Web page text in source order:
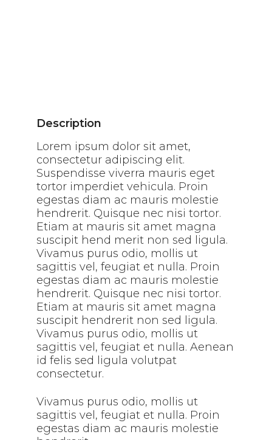
Description
Lorem ipsum dolor sit amet,
consectetur adipiscing elit.
Suspendisse viverra mauris eget
tortor imperdiet vehicula. Proin
egestas diam ac mauris molestie
hendrerit. Quisque nec nisi tortor.
Etiam at mauris sit amet magna
suscipit hend merit non sed ligula.
Vivamus purus odio, mollis ut
sagittis vel, feugiat et nulla. Proin
egestas diam ac mauris molestie
hendrerit. Quisque nec nisi tortor.
Etiam at mauris sit amet magna
suscipit hendrerit non sed ligula.
Vivamus purus odio, mollis ut
sagittis vel, feugiat et nulla. Aenean
id felis sed ligula volutpat
consectetur.
Vivamus purus odio, mollis ut
sagittis vel, feugiat et nulla. Proin
egestas diam ac mauris molestie